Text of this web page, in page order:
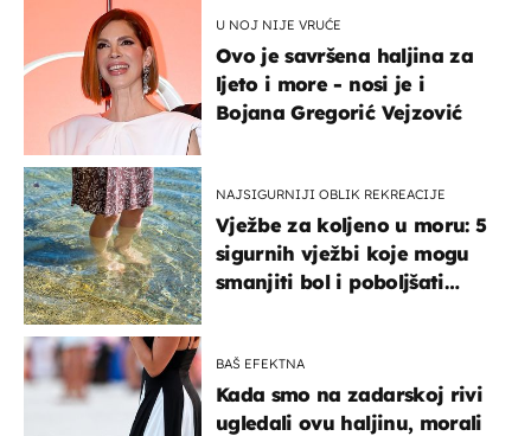
U NOJ NIJE VRUĆE
Ovo je savršena haljina za
ljeto i more - nosi je i
Bojana Gregorić Vejzović
NAJSIGURNIJI OBLIK REKREACIJE
Vježbe za koljeno u moru: 5
sigurnih vježbi koje mogu
smanjiti bol i poboljšati
BAŠ EFEKTNA
Kada smo na zadarskoj rivi
ugledali ovu haljinu, morali